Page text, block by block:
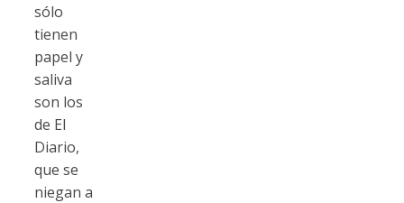
sólo
tienen
papel y
saliva
son los
de El
Diario,
que se
niegan a